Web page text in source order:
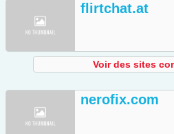
flirtchat.at
Voir des sites
nerofix.com